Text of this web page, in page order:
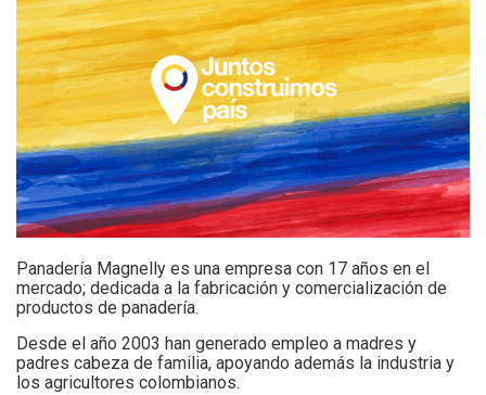
Panadería Magnelly es una empresa con 17 años en el
mercado; dedicada a la fabricación y comercialización de
productos de panadería.
Desde el año 2003 han generado empleo a madres y
padres cabeza de familia, apoyando además la industria y
los agricultores colombianos.